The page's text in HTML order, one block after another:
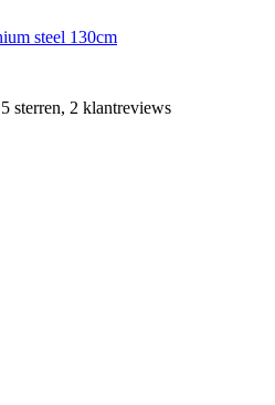
steel 130cm
sterren, 2 klantreviews